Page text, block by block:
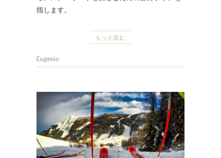
指します。
もっと読む
Eugenio